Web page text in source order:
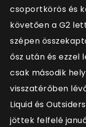
csoportkörös és
követően a G2
szépen
ősz után és
csak második
visszatérőben
Liquid és
jöttek felfelé